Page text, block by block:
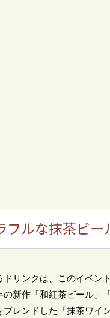
ルな抹茶ビー
リンクは、このイベン
新作「和紅茶ビール」
レンドした「抹茶ワイン